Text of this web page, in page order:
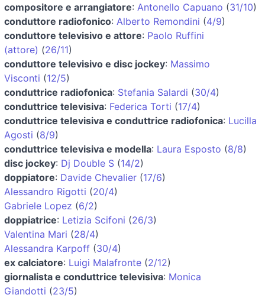
compositore e arrangiatore: Antonello Capuano (31/10)
conduttore radiofonico: Alberto Remondini (4/9)
conduttore televisivo e attore: Paolo Ruffini
(attore) (26/11)
conduttore televisivo e disc jockey: Massimo
Visconti (12/5)
conduttrice radiofonica: Stefania Salardi (30/4)
conduttrice televisiva: Federica Torti (17/4)
conduttrice televisiva e conduttrice radiofonica: Lucilla
Agosti (8/9)
conduttrice televisiva e modella: Laura Esposto (8/8)
disc jockey: Dj Double S (14/2)
doppiatore: Davide Chevalier (17/6)
Alessandro Rigotti (20/4)
Gabriele Lopez (6/2)
doppiatrice: Letizia Scifoni (26/3)
Valentina Mari (28/4)
Alessandra Karpoff (30/4)
ex calciatore: Luigi Malafronte (2/12)
giornalista e conduttrice televisiva: Monica
Giandotti (23/5)